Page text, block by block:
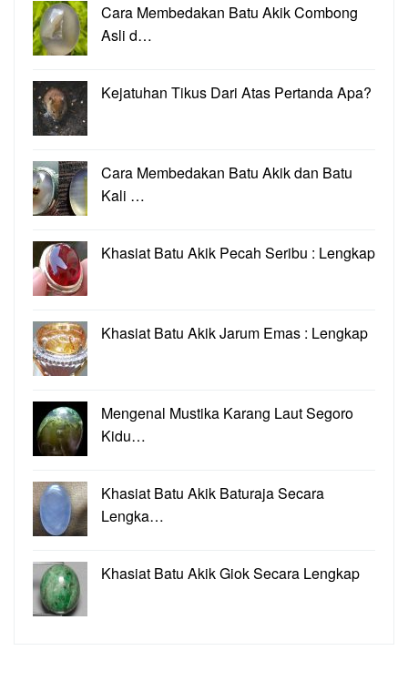
Cara Membedakan Batu Akik Combong
Asli d…
Kejatuhan Tikus Dari Atas Pertanda Apa?
Cara Membedakan Batu Akik dan Batu
Kali …
Khasiat Batu Akik Pecah Seribu : Lengkap
Khasiat Batu Akik Jarum Emas : Lengkap
Mengenal Mustika Karang Laut Segoro
Kidu…
Khasiat Batu Akik Baturaja Secara
Lengka…
Khasiat Batu Akik Giok Secara Lengkap